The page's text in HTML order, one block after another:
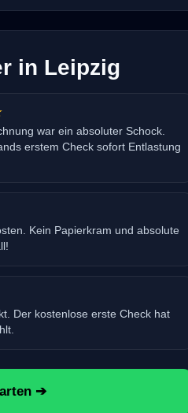
in Leipzig
war ein absoluter Schock.
erstem Check sofort Entlastung
Kein Papierkram und absolute
Der kostenlose erste Check hat
➔